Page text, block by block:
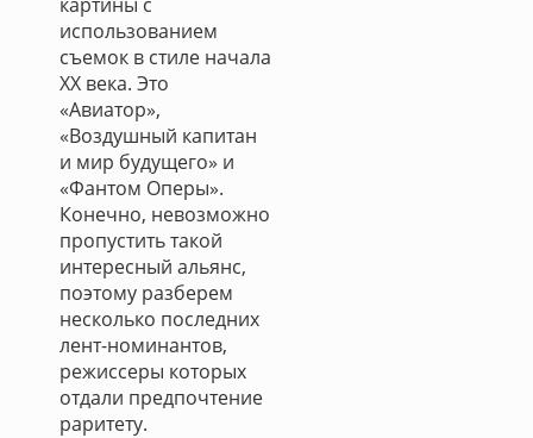
использованием
съемок в стиле начала
XX века. Это
«Авиатор»,
«Воздушный капитан
и мир будущего» и
«Фантом Оперы».
Конечно, невозможно
пропустить такой
интересный альянс,
поэтому разберем
несколько последних
лент-номинантов,
режиссеры которых
отдали предпочтение
раритету.